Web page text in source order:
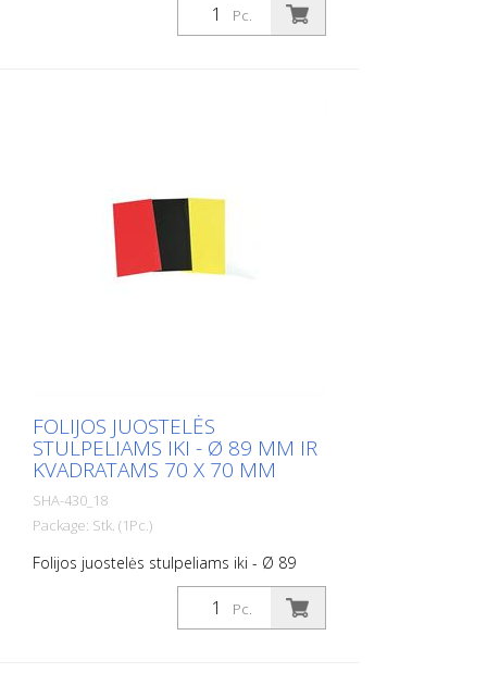
Pc.
FOLIJOS JUOSTELĖS
STULPELIAMS IKI - Ø 89 MM IR
KVADRATAMS 70 X 70 MM
SHA-430_18
Package: Stk. (1Pc.)
Folijos juostelės stulpeliams iki - Ø 89
mm ir kvadratams 70 x 70 mm, raudonos
spalvos šviesą atspindinti RA1, A struktūra
Pc.